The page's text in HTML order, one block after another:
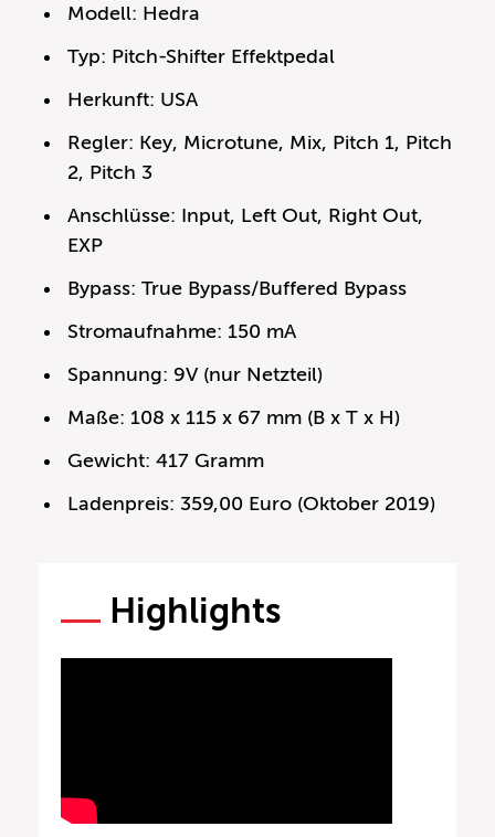
Modell: Hedra
Typ: Pitch-Shifter Effektpedal
Herkunft: USA
Regler: Key, Microtune, Mix, Pitch 1, Pitch
2, Pitch 3
Anschlüsse: Input, Left Out, Right Out,
EXP
Bypass: True Bypass/Buffered Bypass
Stromaufnahme: 150 mA
Spannung: 9V (nur Netzteil)
Maße: 108 x 115 x 67 mm (B x T x H)
Gewicht: 417 Gramm
Ladenpreis: 359,00 Euro (Oktober 2019)
Highlights